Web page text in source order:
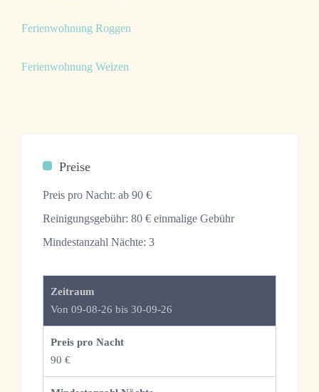
Ferienwohnung Roggen
Ferienwohnung Weizen
Preise
Preis pro Nacht: ab 90 €
Reinigungsgebühr: 80 € einmalige Gebühr
Mindestanzahl Nächte: 3
Zeitraum
Von 09-08-26 bis 30-09-26
Preis pro Nacht
90 €